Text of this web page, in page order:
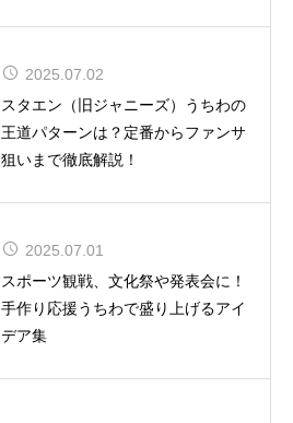
2025.07.02
スタエン（旧ジャニーズ）うちわの
王道パターンは？定番からファンサ
狙いまで徹底解説！
2025.07.01
スポーツ観戦、文化祭や発表会に！
手作り応援うちわで盛り上げるアイ
デア集
舞台『呪術廻戦』-懐玉・玉折- 全キ
ャスト＆ビジュアル解禁！
CUTIE STREET 初の全国ツアー12
都市15公演